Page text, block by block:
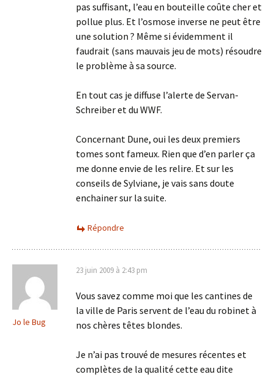
pas suffisant, l’eau en bouteille coûte cher et
pollue plus. Et l’osmose inverse ne peut être
une solution ? Même si évidemment il
faudrait (sans mauvais jeu de mots) résoudre
le problème à sa source.
En tout cas je diffuse l’alerte de Servan-
Schreiber et du WWF.
Concernant Dune, oui les deux premiers
tomes sont fameux. Rien que d’en parler ça
me donne envie de les relire. Et sur les
conseils de Sylviane, je vais sans doute
enchainer sur la suite.
Répondre
Jo le Bug
23 juin 2009 à 2:43 pm
Vous savez comme moi que les cantines de
la ville de Paris servent de l’eau du robinet à
nos chères têtes blondes.
Je n’ai pas trouvé de mesures récentes et
complètes de la qualité cette eau dite